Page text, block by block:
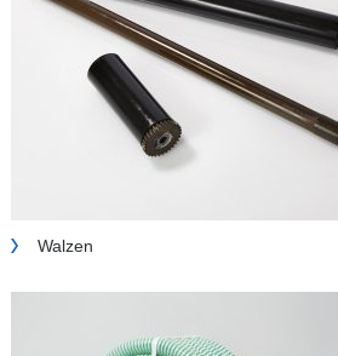
Walzen